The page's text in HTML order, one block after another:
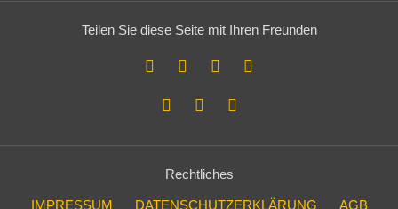
Teilen Sie diese Seite mit Ihren Freunden
Rechtliches
IMPRESSUM DATENSCHUTZERKLÄRUNG AGB